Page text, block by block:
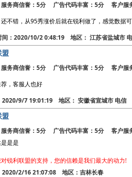
务商信誉：5分 广告代码丰富：5分 客户服
不错，从95秀涨价后就在锐利做了，感觉数据
：2020/10/2 0:48:19 地区： 江苏省盐城市
盟
务商信誉：5分 广告代码丰富：5分 客户服
，客服人也好
9/7 19:01:19 地区： 安徽省宣城市 电信
盟
务商信誉：5分 广告代码丰富：5分 客户服
是是
锐利联盟的支持，您的信赖是我们最大的动力!
2/16 21:07:08 地区：吉林长春